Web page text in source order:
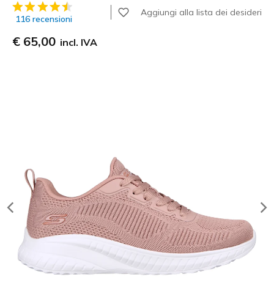
Valutazione cliente 5 su 5
116 recensioni
Aggiungi alla lista dei desideri
€ 65,00 incl. IVA